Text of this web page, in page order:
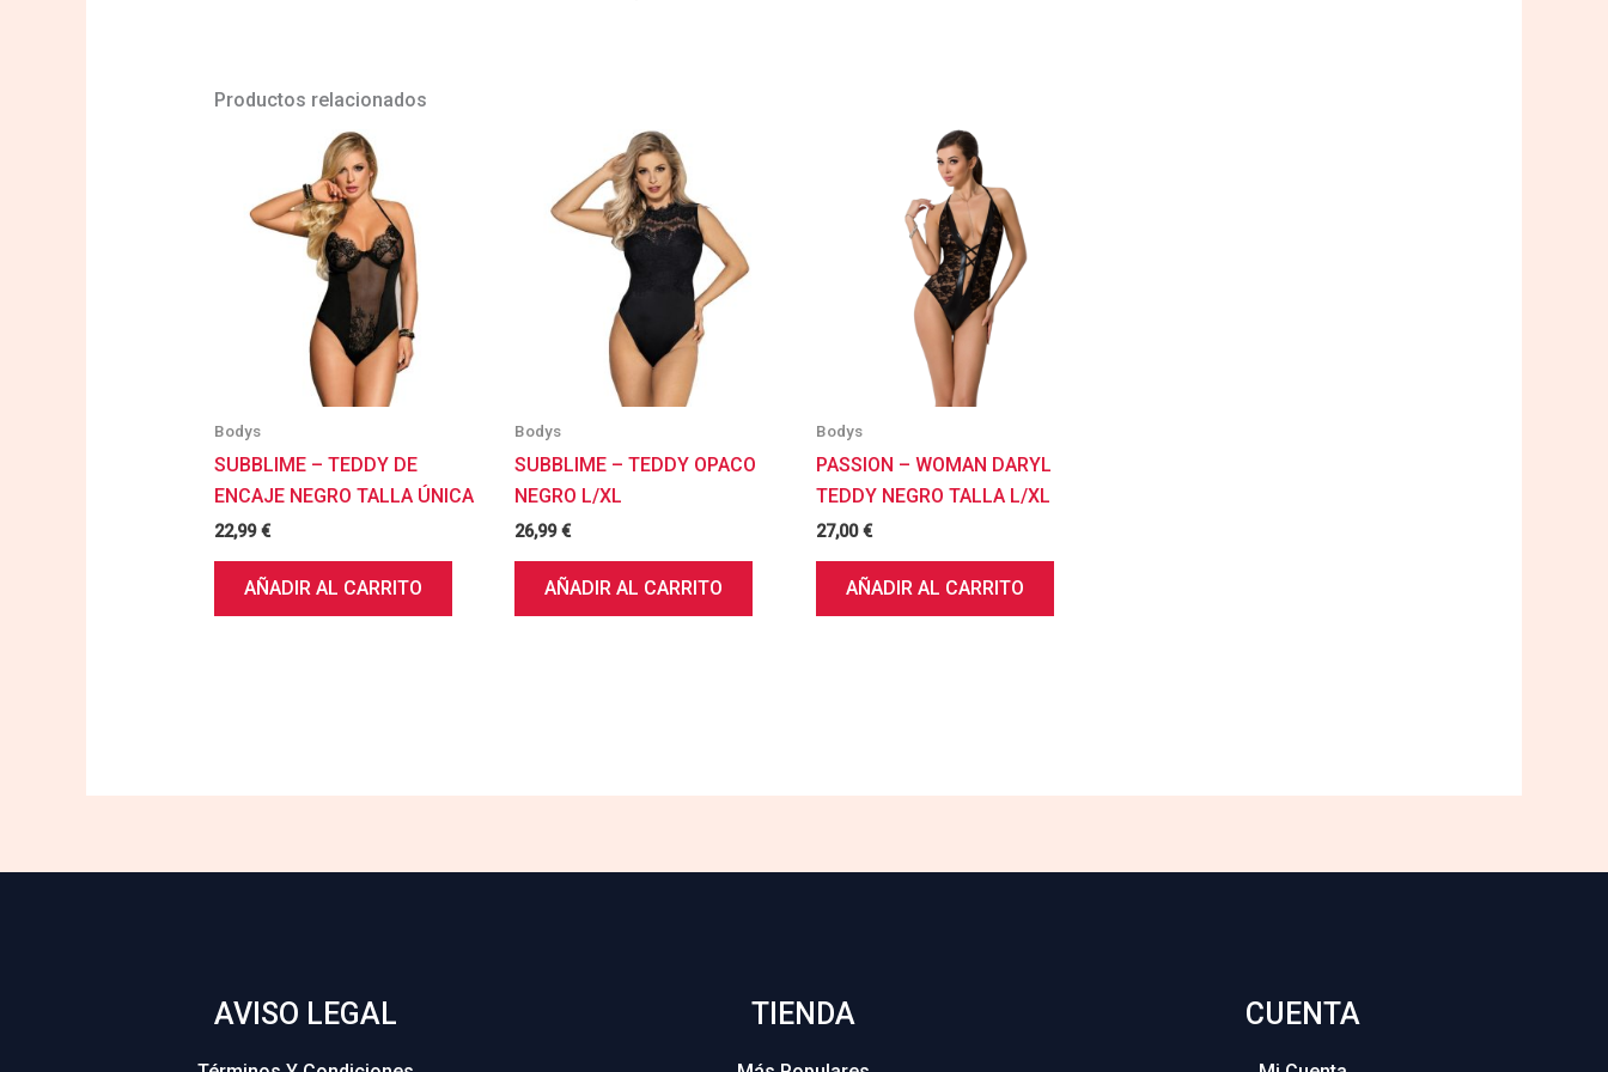
Productos relacionados
Bodys
SUBBLIME – TEDDY DE
ENCAJE NEGRO TALLA ÚNICA
22,99€
AÑADIR AL CARRITO
Bodys
SUBBLIME – TEDDY OPACO
NEGRO L/XL
26,99€
AÑADIR AL CARRITO
Bodys
PASSION – WOMAN DARYL
TEDDY NEGRO TALLA L/XL
27,00€
AÑADIR AL CARRITO
AVISO LEGAL TIENDA CUENTA